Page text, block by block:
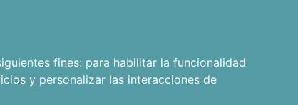
fines: para habilitar la funcionalidad
y personalizar las interacciones de